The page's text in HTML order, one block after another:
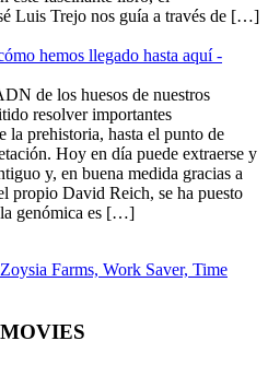
Luis Trejo nos guía a través de […]
hemos llegado hasta aquí -
de los huesos de nuestros
resolver importantes
la prehistoria, hasta el punto de
Hoy en día puede extraerse y
y, en buena medida gracias a
propio David Reich, se ha puesto
genómica es […]